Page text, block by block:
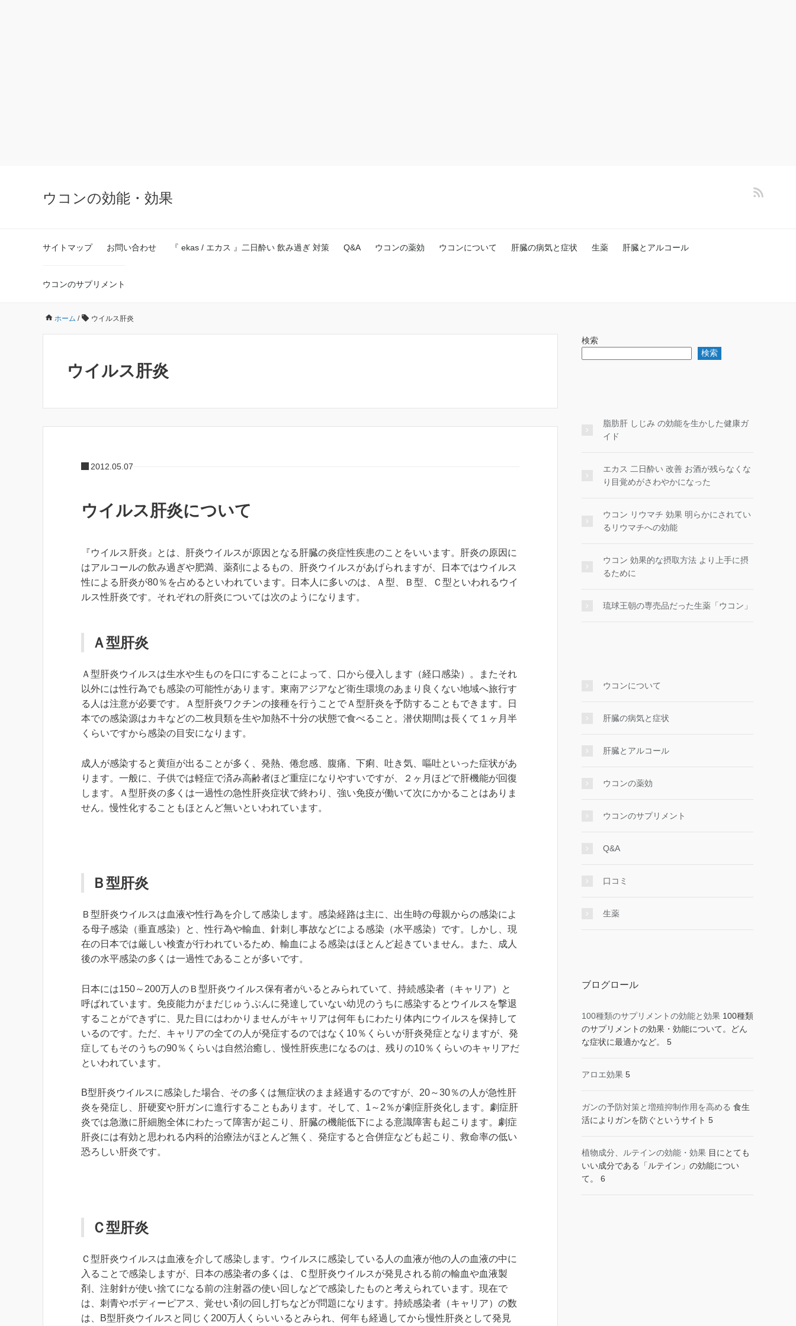
ウコンの効能・効果
サイトマップ お問い合わせ 『 ekas / エカス 』二日酔い 飲み過ぎ 対策 Q&A ウコンの薬効 ウコンについて 肝臓の病気と症状 生薬 肝臓とアルコール
ウコンのサプリメント
ホーム / ウイルス肝炎
ウイルス肝炎
2012.05.07
ウイルス肝炎について
『ウイルス肝炎』とは、肝炎ウイルスが原因となる肝臓の炎症性疾患のことをいいます。肝炎の原因に
はアルコールの飲み過ぎや肥満、薬剤によるもの、肝炎ウイルスがあげられますが、日本ではウイルス
性による肝炎が80％を占めるといわれています。日本人に多いのは、Ａ型、Ｂ型、Ｃ型といわれるウイ
ルス性肝炎です。それぞれの肝炎については次のようになります。
Ａ型肝炎
Ａ型肝炎ウイルスは生水や生ものを口にすることによって、口から侵入します（経口感染）。またそれ
以外には性行為でも感染の可能性があります。東南アジアなど衛生環境のあまり良くない地域へ旅行す
る人は注意が必要です。Ａ型肝炎ワクチンの接種を行うことでＡ型肝炎を予防することもできます。日
本での感染源はカキなどの二枚貝類を生や加熱不十分の状態で食べること。潜伏期間は長くて１ヶ月半
くらいですから感染の目安になります。
成人が感染すると黄疸が出ることが多く、発熱、倦怠感、腹痛、下痢、吐き気、嘔吐といった症状があ
ります。一般に、子供では軽症で済み高齢者ほど重症になりやすいですが、２ヶ月ほどで肝機能が回復
します。Ａ型肝炎の多くは一過性の急性肝炎症状で終わり、強い免疫が働いて次にかかることはありま
せん。慢性化することもほとんど無いといわれています。
Ｂ型肝炎
Ｂ型肝炎ウイルスは血液や性行為を介して感染します。感染経路は主に、出生時の母親からの感染によ
る母子感染（垂直感染）と、性行為や輸血、針刺し事故などによる感染（水平感染）です。しかし、現
在の日本では厳しい検査が行われているため、輸血による感染はほとんど起きていません。また、成人
後の水平感染の多くは一過性であることが多いです。
日本には150～200万人のＢ型肝炎ウイルス保有者がいるとみられていて、持続感染者（キャリア）と
呼ばれています。免疫能力がまだじゅうぶんに発達していない幼児のうちに感染するとウイルスを撃退
することができずに、見た目にはわかりませんがキャリアは何年もにわたり体内にウイルスを保持して
いるのです。ただ、キャリアの全ての人が発症するのではなく10％くらいが肝炎発症となりますが、発
症してもそのうちの90％くらいは自然治癒し、慢性肝疾患になるのは、残りの10％くらいのキャリアだ
といわれています。
B型肝炎ウイルスに感染した場合、その多くは無症状のまま経過するのですが、20～30％の人が急性肝
炎を発症し、肝硬変や肝ガンに進行することもあります。そして、1～2％が劇症肝炎化します。劇症肝
炎では急激に肝細胞全体にわたって障害が起こり、肝臓の機能低下による意識障害も起こります。劇症
肝炎には有効と思われる内科的治療法がほとんど無く、発症すると合併症なども起こり、救命率の低い
恐ろしい肝炎です。
Ｃ型肝炎
Ｃ型肝炎ウイルスは血液を介して感染します。ウイルスに感染している人の血液が他の人の血液の中に
入ることで感染しますが、日本の感染者の多くは、Ｃ型肝炎ウイルスが発見される前の輸血や血液製
剤、注射針が使い捨てになる前の注射器の使い回しなどで感染したものと考えられています。現在で
は、刺青やボディーピアス、覚せい剤の回し打ちなどが問題になります。持続感染者（キャリア）の数
は、B型肝炎ウイルスと同じく200万人くらいいるとみられ、何年も経過してから慢性肝炎として発見
検索
検索
脂肪肝 しじみ の効能を生かした健康ガ
イド
エカス 二日酔い 改善 お酒が残らなくな
り目覚めがさわやかになった
ウコン リウマチ 効果 明らかにされてい
るリウマチへの効能
ウコン 効果的な摂取方法 より上手に摂
るために
琉球王朝の専売品だった生薬「ウコン」
ウコンについて
肝臓の病気と症状
肝臓とアルコール
ウコンの薬効
ウコンのサプリメント
Q&A
口コミ
生薬
ブログロール
100種類のサプリメントの効能と効果 100種類
のサプリメントの効果・効能について。どん
な症状に最適かなど。 5
アロエ効果 5
ガンの予防対策と増殖抑制作用を高める 食生
活によりガンを防ぐというサイト 5
植物成分、ルテインの効能・効果 目にとても
いい成分である「ルテイン」の効能につい
て。 6